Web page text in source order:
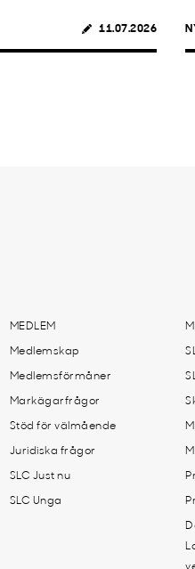
11.07.2026
MEDLEM
Medlemskap
Medlemsförmåner
Markägarfrågor
Stöd för välmående
Juridiska frågor
SLC Just nu
SLC Unga